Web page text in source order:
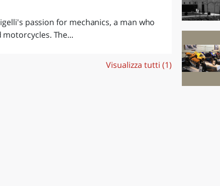
passion for mechanics, a man who
The...
Visualizza tutti (1)